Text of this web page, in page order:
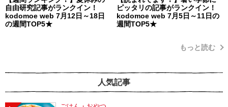
自由研究記事がランクイン！
kodomoe web 7月12日～18日
の週間TOP5★
ピッタリの記事がランクイン！
kodomoe web 7月5日～11日の
週間TOP5★
もっと読む
人気記事